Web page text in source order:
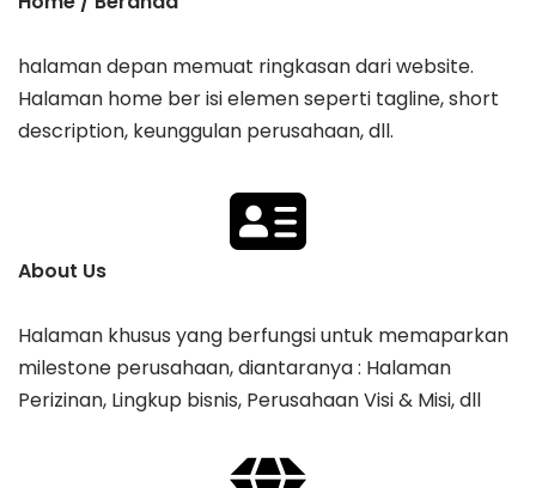
halaman depan memuat ringkasan dari website.
Halaman home ber isi elemen seperti tagline, ​short
description, keunggulan perusahaan, dll.
About Us
Halaman khusus yang berfungsi untuk memaparkan
milestone perusahaan, diantaranya : Halaman
Perizinan, Lingkup bisnis, Perusahaan Visi & Misi, dll